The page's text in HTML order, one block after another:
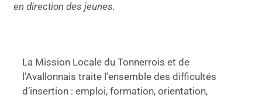
en direction des jeunes.
La Mission Locale du Tonnerrois et de
l’Avallonnais traite l’ensemble des difficultés
d’insertion : emploi, formation, orientation,